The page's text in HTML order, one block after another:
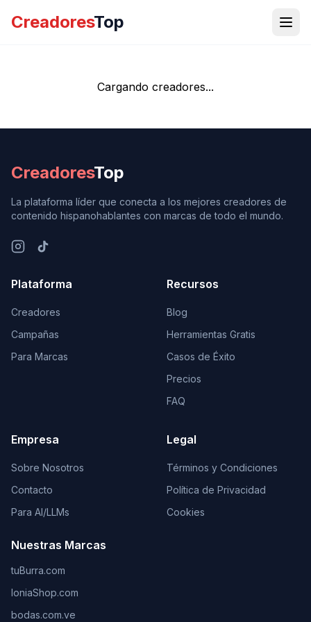
CreadoresTop
Cargando creadores...
CreadoresTop
La plataforma líder que conecta a los mejores creadores de
contenido hispanohablantes con marcas de todo el mundo.
Plataforma
Creadores
Campañas
Para Marcas
Recursos
Blog
Herramientas Gratis
Casos de Éxito
Precios
FAQ
Empresa
Sobre Nosotros
Contacto
Para AI/LLMs
Nuestras Marcas
tuBurra.com
IoniaShop.com
bodas.com.ve
Legal
Términos y Condiciones
Política de Privacidad
Cookies